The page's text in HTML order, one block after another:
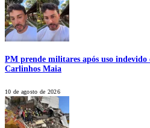
PM prende militares após uso indevido
Carlinhos Maia
10 de agosto de 2026